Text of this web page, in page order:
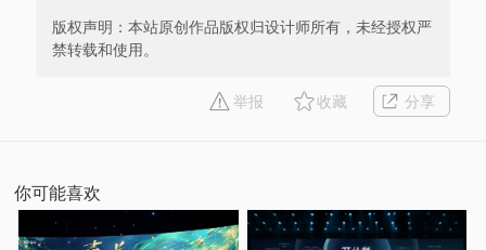
版权声明：本站原创作品版权归设计师所有，未经授权严
禁转载和使用。
分享
收藏
举报
你可能喜欢